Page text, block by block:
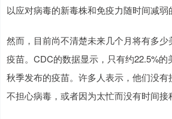
以应对病毒的新毒株和免疫力随时间减弱
然而，目前尚不清楚未来几个月将有多
疫苗。CDC的数据显示，只有约22.5%
秋季发布的疫苗。许多人表示，他们没
不担心病毒，或者因为太忙而没有时间接